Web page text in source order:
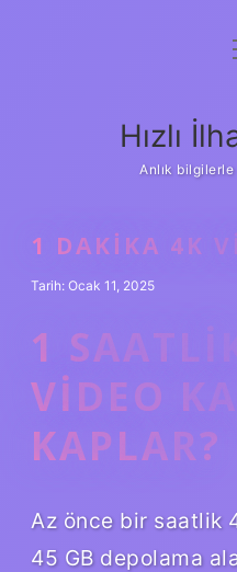
Hızlı
Anlık
1 DAKIKA 4K
Tarih: Ocak 11, 2025
1
VIDEO
KAPLAR?
Az önce bir saatlik
45 GB depolama